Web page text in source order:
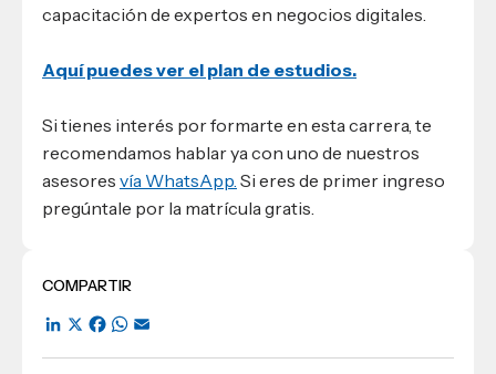
COMPARTIR
LinkedIn
X Facebook
WhatsApp
capacitación de expertos en negocios digitales.
Aquí puedes ver el plan de estudios.
Si tienes interés por formarte en esta carrera, te
recomendamos hablar ya con uno de nuestros
asesores vía WhatsApp. Si eres de primer ingreso
pregúntale por la matrícula gratis.